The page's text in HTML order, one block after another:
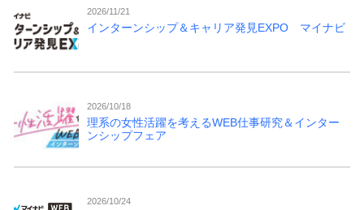
2026/11/21
インターンシップ＆キャリア発見EXPO マイナビ
2026/10/18
理系の女性活躍を考えるWEB仕事研究＆インター
ンシップフェア
2026/10/24